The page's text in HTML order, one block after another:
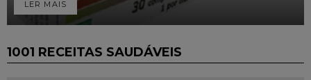
LER MAIS
1001 RECEITAS SAUDÁVEIS